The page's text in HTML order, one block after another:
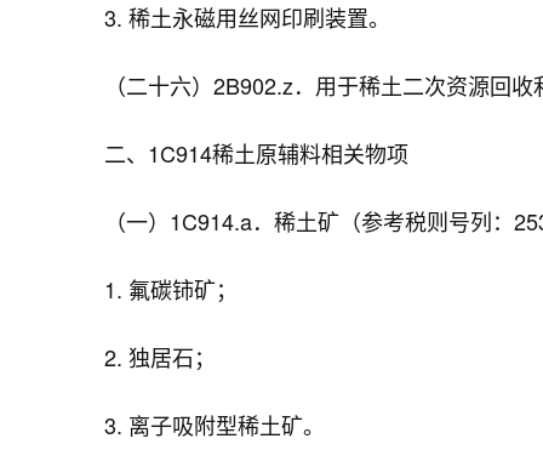
3. 稀土永磁用丝网印刷装置。
（二十六）2B902.z．用于稀土二次资源回
二、1C914稀土原辅料相关物项
（一）1C914.a．稀土矿（参考税则号列：
1. 氟碳铈矿；
2. 独居石；
3. 离子吸附型稀土矿。